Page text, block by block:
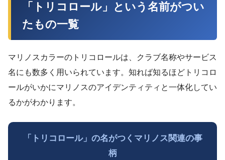
「トリコロール」という名前がつい
たもの一覧
マリノスカラーのトリコロールは、クラブ名称やサービス
名にも数多く用いられています。知れば知るほどトリコロ
ールがいかにマリノスのアイデンティティと一体化してい
るかがわかります。
「トリコロール」の名がつくマリノス関連の事
柄